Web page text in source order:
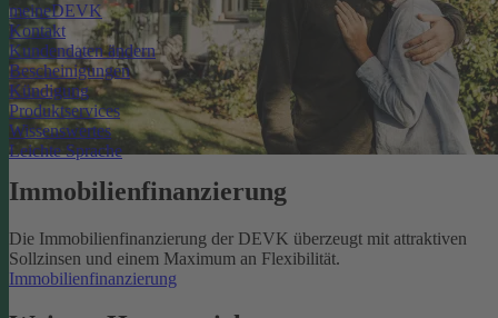
meineDEVK
Kontakt
Kundendaten ändern
Bescheinigungen
Kündigung
Produktservices
Wissenswertes
Leichte Sprache
Immobilienfinanzierung
Die Immobilienfinanzierung der DEVK überzeugt mit attraktiven
Sollzinsen und einem Maximum an Flexibilität.
Immobilienfinanzierung